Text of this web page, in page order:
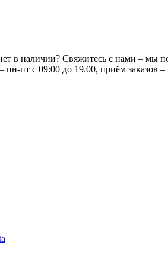
в наличии? Свяжитесь с нами – мы
пт с 09:00 до 19.00, приём заказов –